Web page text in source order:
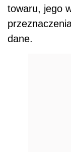
towaru, jego
dane.